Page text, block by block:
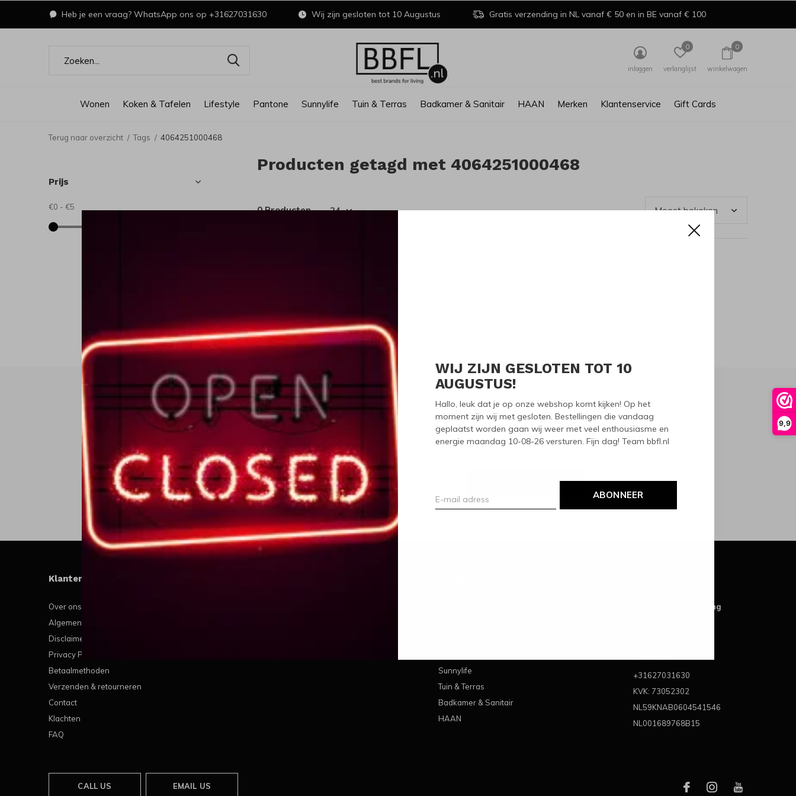
9,9
WIJ ZIJN GESLOTEN TOT 10
AUGUSTUS!
Hallo, leuk dat je op onze webshop komt kijken! Op het
moment zijn wij met gesloten. Bestellingen die vandaag
geplaatst worden gaan wij weer met veel enthousiasme en
energie maandag 10-08-26 versturen. Fijn dag! Team bbfl.nl
ABONNEER
Wonen Koken & Tafelen Lifestyle Pantone Sunnylife Tuin & Terras Badkamer & Sanitair HAAN Merken Klantenservice Gift Cards
inloggen verlanglijst
0
winkelwagen
0
Heb je een vraag? WhatsApp ons op +31627031630 Wij zijn gesloten tot 10 Augustus Gratis verzending in NL vanaf € 50 en in BE vanaf € 100
Terug naar overzicht Tags 4064251000468
Producten getagd met 4064251000468
0 Producten
Prijs
€0 - €5
Meld je aan voor onze nieuwsbrief
Ontvang de nieuwste aanbiedingen en promoties
Klantenservice
Over ons
Algemene voorwaarden
Disclaimer
Privacy Policy
Betaalmethoden
Verzenden & retourneren
Contact
Klachten
FAQ
Sunnylife
Tuin & Terras
Badkamer & Sanitair
HAAN
Best Brands For Living
+31627031630
KVK: 73052302
NL59KNAB0604541546
NL001689768B15
CALL US EMAIL US